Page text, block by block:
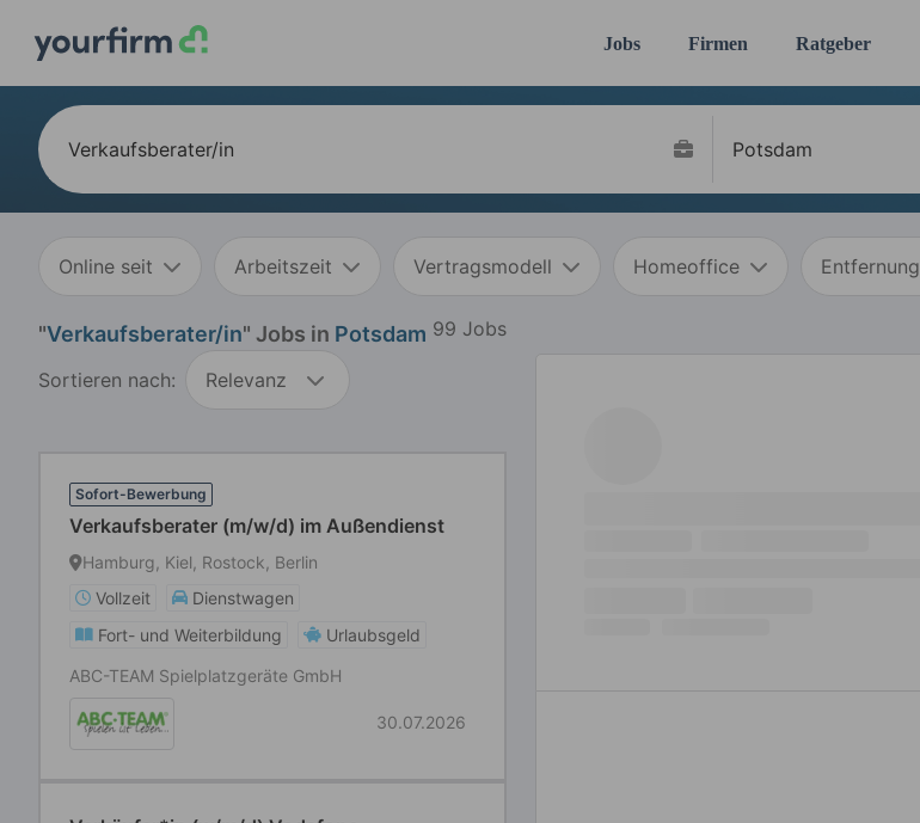
Jobs Firmen Ratgeber
Online seit Arbeitszeit Vertragsmodell Homeoffice Entfernung
"Verkaufsberater/in" Jobs in Potsdam 99 Jobs
Sortieren nach: Relevanz
Sofort-Bewerbung
Verkaufsberater (m/w/d) im Außendienst
Hamburg, Kiel, Rostock, Berlin
Vollzeit
Dienstwagen
Fort- und Weiterbildung
Urlaubsgeld
ABC-TEAM Spielplatzgeräte GmbH
30.07.2026